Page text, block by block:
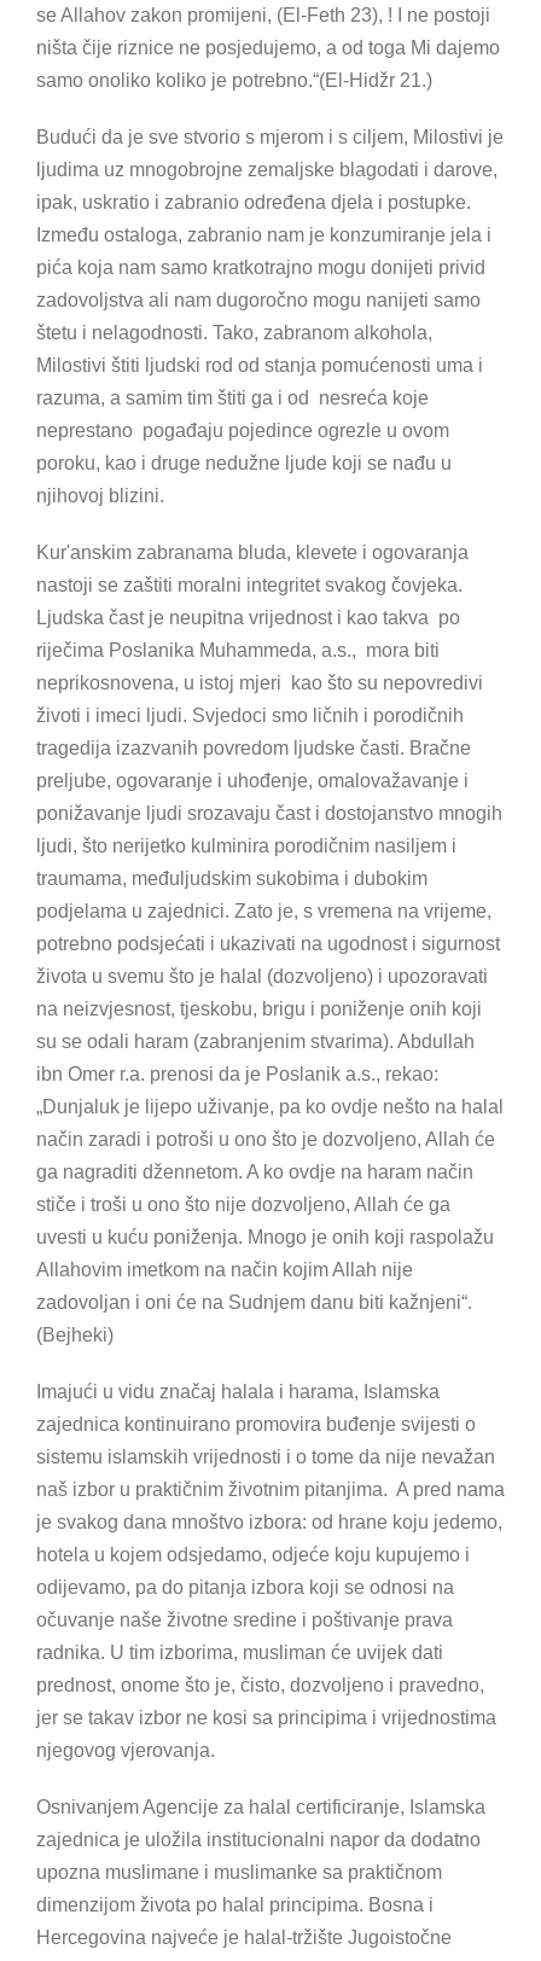
se Allahov zakon promijeni, (El-Feth 23), ! I ne postoji
ništa čije riznice ne posjedujemo, a od toga Mi dajemo
samo onoliko koliko je potrebno.“(El-Hidžr 21.)
Budući da je sve stvorio s mjerom i s ciljem, Milostivi je
ljudima uz mnogobrojne zemaljske blagodati i darove,
ipak, uskratio i zabranio određena djela i postupke.
Između ostaloga, zabranio nam je konzumiranje jela i
pića koja nam samo kratkotrajno mogu donijeti privid
zadovoljstva ali nam dugoročno mogu nanijeti samo
štetu i nelagodnosti. Tako, zabranom alkohola,
Milostivi štiti ljudski rod od stanja pomućenosti uma i
razuma, a samim tim štiti ga i od nesreća koje
neprestano pogađaju pojedince ogrezle u ovom
poroku, kao i druge nedužne ljude koji se nađu u
njihovoj blizini.
Kur'anskim zabranama bluda, klevete i ogovaranja
nastoji se zaštiti moralni integritet svakog čovjeka.
Ljudska čast je neupitna vrijednost i kao takva po
riječima Poslanika Muhammeda, a.s., mora biti
neprikosnovena, u istoj mjeri kao što su nepovredivi
životi i imeci ljudi. Svjedoci smo ličnih i porodičnih
tragedija izazvanih povredom ljudske časti. Bračne
preljube, ogovaranje i uhođenje, omalovažavanje i
ponižavanje ljudi srozavaju čast i dostojanstvo mnogih
ljudi, što nerijetko kulminira porodičnim nasiljem i
traumama, međuljudskim sukobima i dubokim
podjelama u zajednici. Zato je, s vremena na vrijeme,
potrebno podsjećati i ukazivati na ugodnost i sigurnost
života u svemu što je halal (dozvoljeno) i upozoravati
na neizvjesnost, tjeskobu, brigu i poniženje onih koji
su se odali haram (zabranjenim stvarima). Abdullah
ibn Omer r.a. prenosi da je Poslanik a.s., rekao:
„Dunjaluk je lijepo uživanje, pa ko ovdje nešto na halal
način zaradi i potroši u ono što je dozvoljeno, Allah će
ga nagraditi džennetom. A ko ovdje na haram način
stiče i troši u ono što nije dozvoljeno, Allah će ga
uvesti u kuću poniženja. Mnogo je onih koji raspolažu
Allahovim imetkom na način kojim Allah nije
zadovoljan i oni će na Sudnjem danu biti kažnjeni“.
(Bejheki)
Imajući u vidu značaj halala i harama, Islamska
zajednica kontinuirano promovira buđenje svijesti o
sistemu islamskih vrijednosti i o tome da nije nevažan
naš izbor u praktičnim životnim pitanjima. A pred nama
je svakog dana mnoštvo izbora: od hrane koju jedemo,
hotela u kojem odsjedamo, odjeće koju kupujemo i
odijevamo, pa do pitanja izbora koji se odnosi na
očuvanje naše životne sredine i poštivanje prava
radnika. U tim izborima, musliman će uvijek dati
prednost, onome što je, čisto, dozvoljeno i pravedno,
jer se takav izbor ne kosi sa principima i vrijednostima
njegovog vjerovanja.
Osnivanjem Agencije za halal certificiranje, Islamska
zajednica je uložila institucionalni napor da dodatno
upozna muslimane i muslimanke sa praktičnom
dimenzijom života po halal principima. Bosna i
Hercegovina najveće je halal-tržište Jugoistočne